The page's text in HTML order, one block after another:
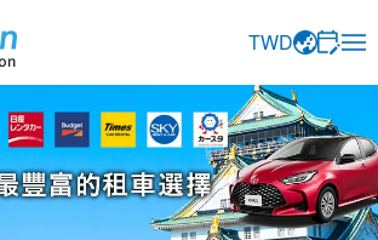
式旅行。
TWD